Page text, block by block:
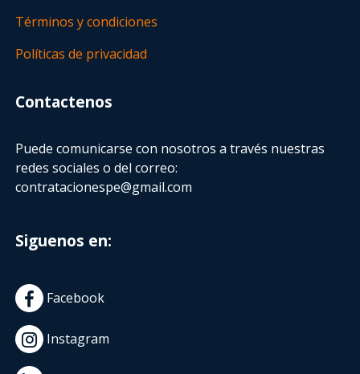
Términos y condiciones
Políticas de privacidad
Contactenos
Puede comunicarse con nosotros a través nuestras
redes sociales o del correo:
contratacionespe@gmail.com
Siguenos en:
Facebook
Instagram